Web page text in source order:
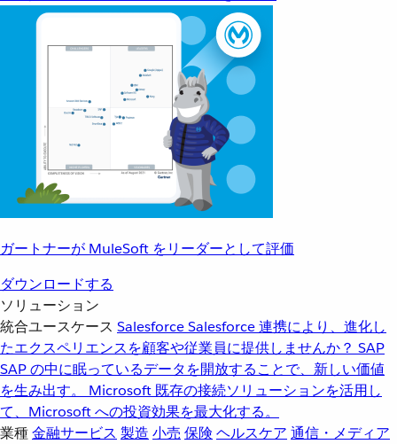
ガートナーが MuleSoft をリーダーとして評価
ダウンロードする
ソリューション
統合ユースケース SalesforceSalesforce 連携により、進化し
たエクスペリエンスを顧客や従業員に提供しませんか？ SAP
SAP の中に眠っているデータを開放することで、新しい価値
を生み出す。
Microsoft 既存の接続ソリューションを活用し
て、Microsoft への投資効果を最大化する。
業種金融サービス 製造 小売 保険 ヘルスケア 通信・メディア